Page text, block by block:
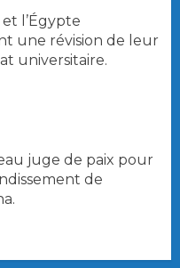
l’Égypte
une révision de leur
universitaire.
juge de paix pour
de